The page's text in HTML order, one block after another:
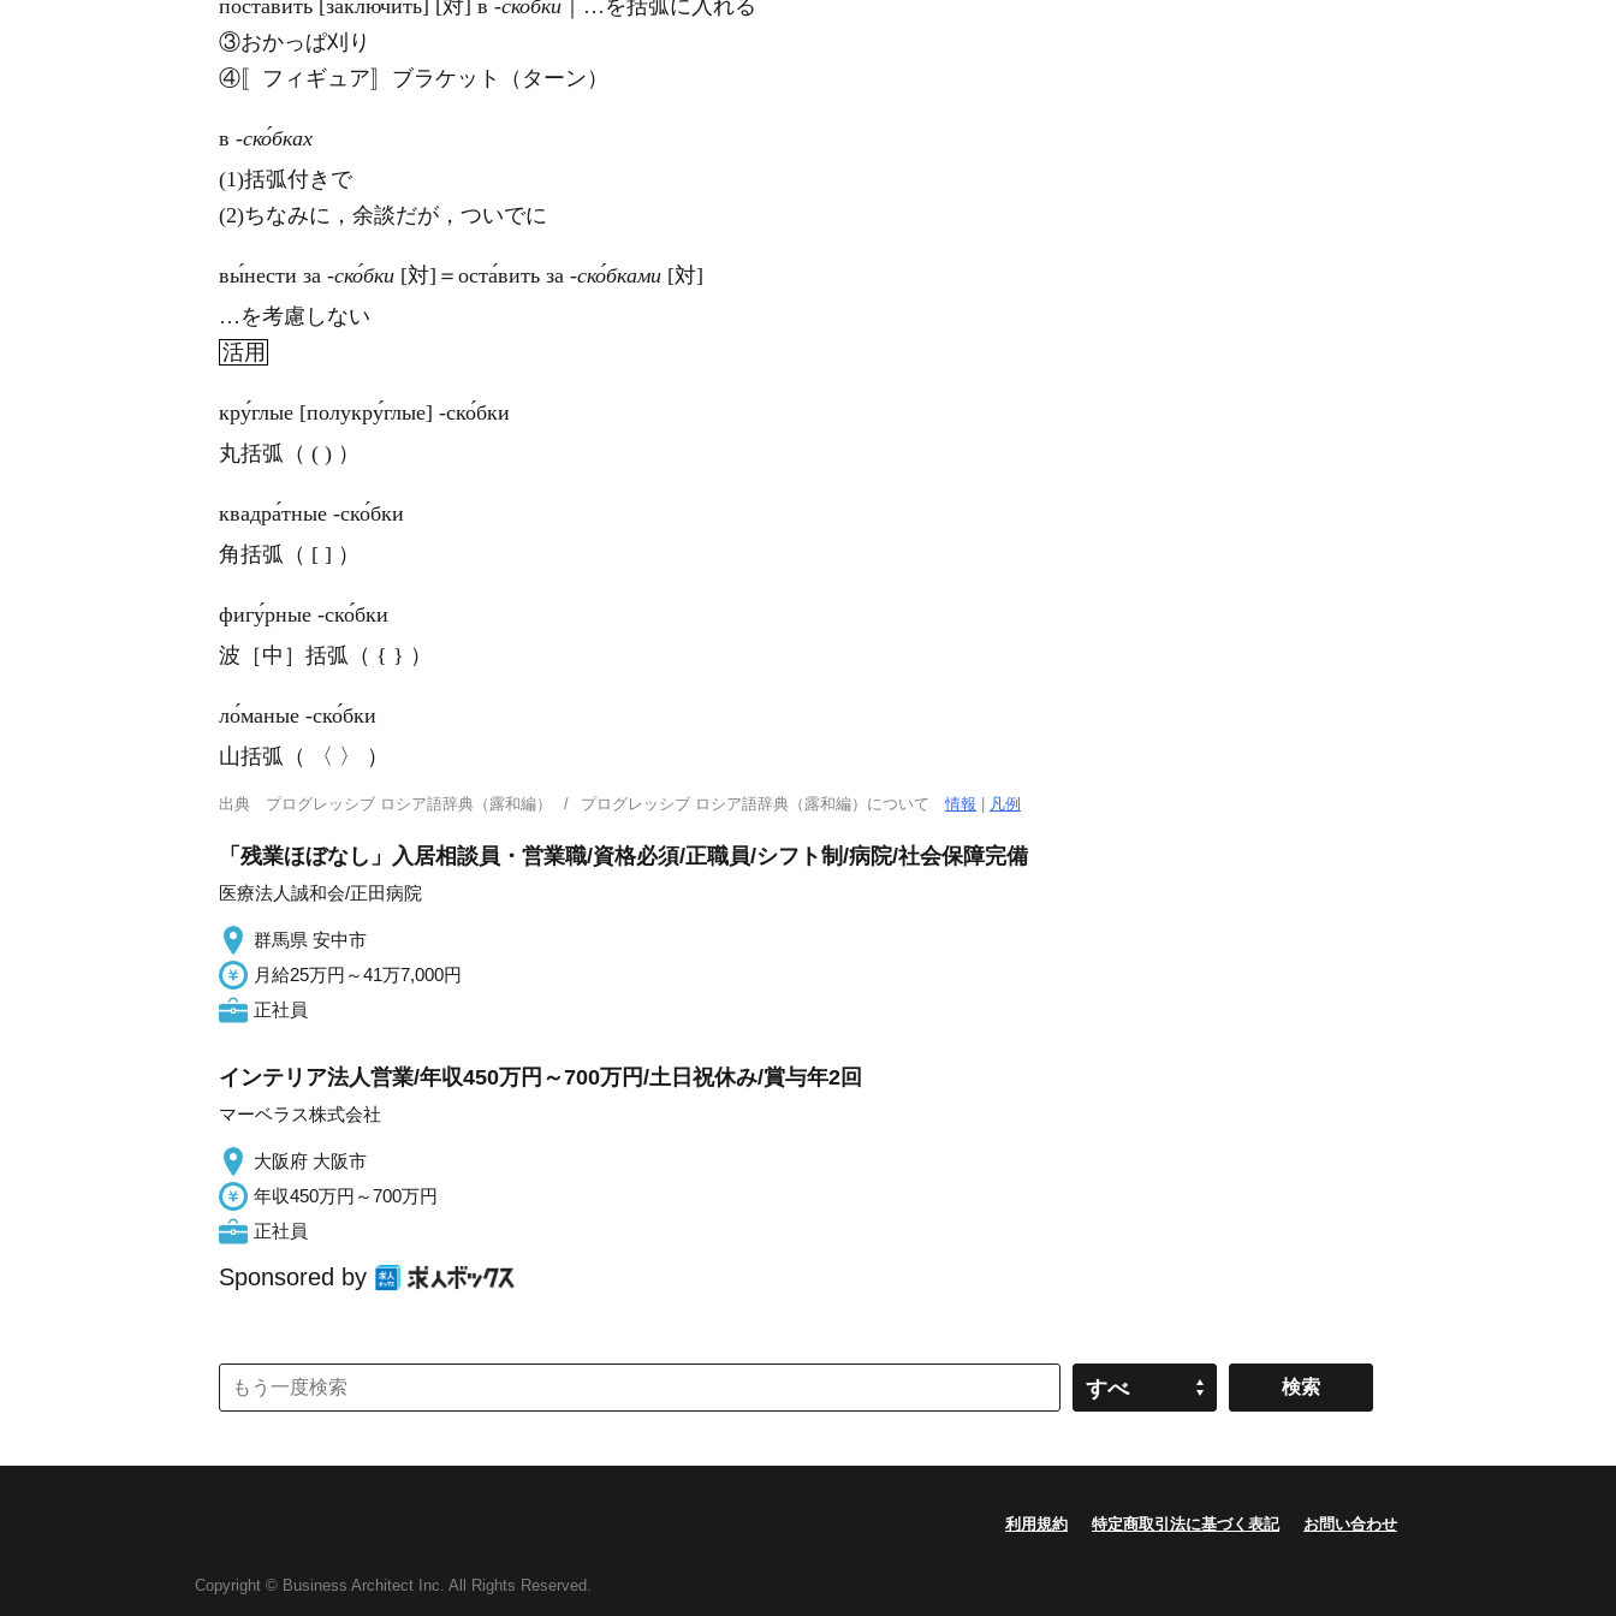
поста́вить [заключи́ть] [対] в ‐ско́бки ｜…を括弧に入れる
③おかっぱ刈り
④〚フィギュア〛ブラケット（ターン）
в ‐ско́бках
(1)括弧付きで
(2)ちなみに，余談だが，ついでに
вы́нести за ‐ско́бки [対]＝оста́вить за ‐ско́бками [対]
…を考慮しない
活用
кру́глые [полукру́глые] ‐ско́бки
丸括弧（ ( ) ）
квадра́тные ‐ско́бки
角括弧（ [ ] ）
фигу́рные ‐ско́бки
波［中］括弧（ { } ）
ло́маные ‐ско́бки
山括弧（ 〈 〉 ）
出典 プログレッシブ ロシア語辞典（露和編） プログレッシブ ロシア語辞典（露和編）について情報 凡例
「残業ほぼなし」入居相談員・営業職/資格必須/正職員/シフト制/病院/社会保障完備
医療法人誠和会/正田病院
群馬県 安中市
月給25万円～41万7,000円
正社員
インテリア法人営業/年収450万円～700万円/土日祝休み/賞与年2回
マーベラス株式会社
大阪府 大阪市
年収450万円～700万円
正社員
Sponsored by
すべ
利用規約 特定商取引法に基づく表記 お問い合わせ
Copyright © Business Architect Inc. All Rights Reserved.